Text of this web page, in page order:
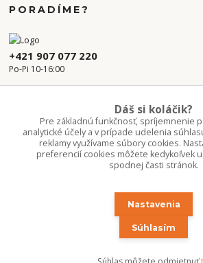
PORADÍME?
+421 907 077 220
Po-Pi 10-16:00
Upravit sběr cookies.
Dáš si koláčik?
Pre základnú funkčnosť, spríjemnenie
analytické účely a v prípade udelenia
reklamy využívame súbory cookies.
preferencií cookies môžete kedykoľvek
spodnej časti stránok.
Nastavenia
Súhlasím